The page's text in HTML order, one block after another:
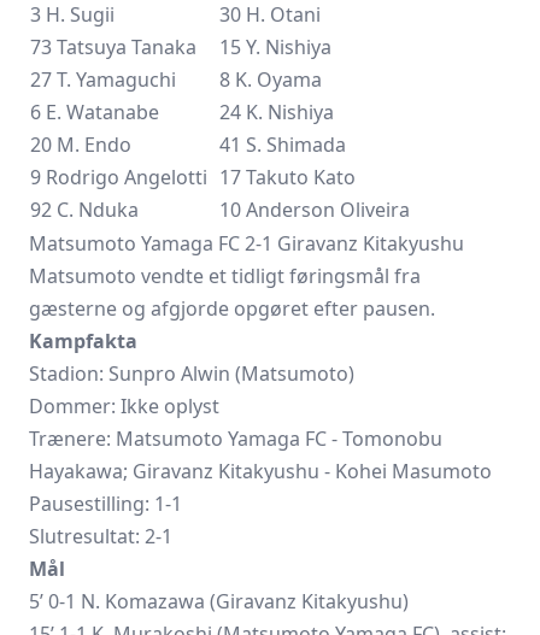
3 H. Sugii
73 Tatsuya Tanaka
27 T. Yamaguchi
6 E. Watanabe
20 M. Endo
9 Rodrigo Angelotti
92 C. Nduka
30 H. Otani
15 Y. Nishiya
8 K. Oyama
24 K. Nishiya
41 S. Shimada
17 Takuto Kato
10 Anderson Oliveira
Matsumoto Yamaga FC 2-1 Giravanz Kitakyushu
Matsumoto vendte et tidligt føringsmål fra
gæsterne og afgjorde opgøret efter pausen.
Kampfakta
Stadion: Sunpro Alwin (Matsumoto)
Dommer: Ikke oplyst
Trænere: Matsumoto Yamaga FC - Tomonobu
Hayakawa; Giravanz Kitakyushu - Kohei Masumoto
Pausestilling: 1-1
Slutresultat: 2-1
Mål
5’ 0-1 N. Komazawa (Giravanz Kitakyushu)